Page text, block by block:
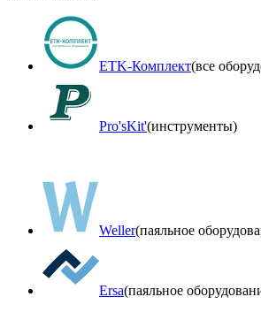
ETK-Комплект(все
Pro'sKit'(инструменты)
Weller(паяльное
Ersa(паяльное